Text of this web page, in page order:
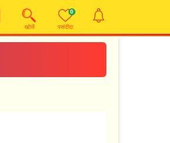
खोजें
0
पसंदीदा